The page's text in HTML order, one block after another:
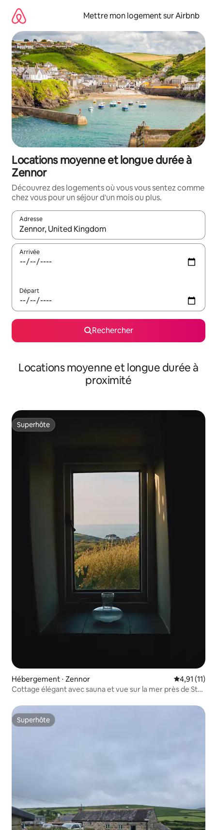
directement
contenu
Mettre mon logement sur Airbnb
Locations moyenne et longue durée à
Zennor
Découvrez des logements où vous vous sentez comme
chez vous pour un séjour d'un mois ou plus.
Adresse
Lorsque les résultats s'affichent, utilisez les flèches vers le
Arrivée
Départ
Rechercher
Locations moyenne et longue durée à
proximité
Superhôte
Superhôte
Hébergement ⋅ Zennor Évaluation
4,91 (11)
Cottage élégant avec sauna et vue sur la mer près de St
Superhôte
Superhôte